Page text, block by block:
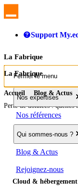
Support
La Fabrique
Fermer le menu
Nos expertises
Nos références
Qui sommes-nous ?
Blog & Actus
Rejoignez-nous
La Fabrique
Accueil
Blog & Actus
Perte de données : quelles
Cloud &